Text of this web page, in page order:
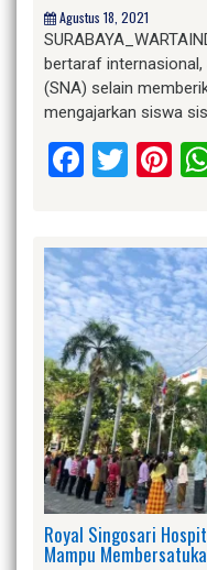
Agustus 18, 2021
bertaraf
(SNA) selain
mengajarkan siswa
Royal Singosari
Mampu